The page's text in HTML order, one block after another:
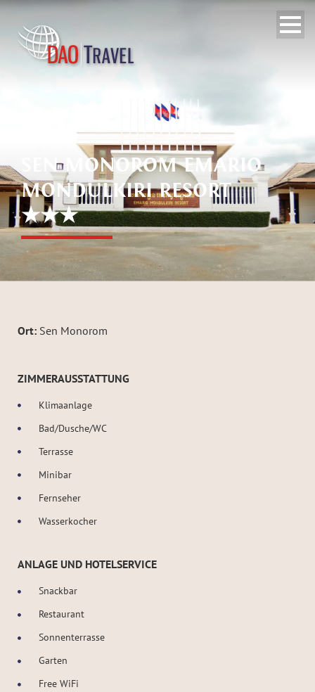
SEN MONOROM EMARIO
MONDULKIRI RESORT
★★★
Ort: Sen Monorom
ZIMMERAUSSTATTUNG
Klimaanlage
Bad/Dusche/WC
Terrasse
Minibar
Fernseher
Wasserkocher
ANLAGE UND HOTELSERVICE
Snackbar
Restaurant
Sonnenterrasse
Garten
Free WiFi